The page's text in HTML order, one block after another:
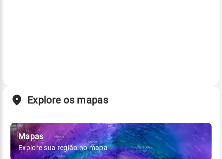
Explore os mapas
Mapas
Explore sua região no mapa